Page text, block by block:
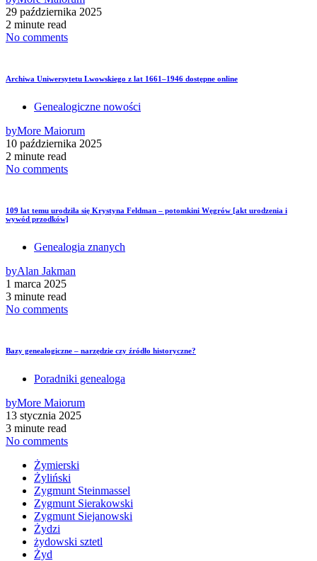
29 października 2025
2 minute read
No comments
Archiwa Uniwersytetu Lwowskiego z lat 1661–1946 dostępne online
Genealogiczne nowości
byMore Maiorum
10 października 2025
2 minute read
No comments
109 lat temu urodziła się Krystyna Feldman – potomkini Węgrów [akt urodzenia i
wywód przodków]
Genealogia znanych
byAlan Jakman
1 marca 2025
3 minute read
No comments
Bazy genealogiczne – narzędzie czy źródło historyczne?
Poradniki genealoga
byMore Maiorum
13 stycznia 2025
3 minute read
No comments
Żymierski
Żyliński
Zygmunt Steinmassel
Zygmunt Sierakowski
Zygmunt Siejanowski
Żydzi
żydowski sztetl
Żyd